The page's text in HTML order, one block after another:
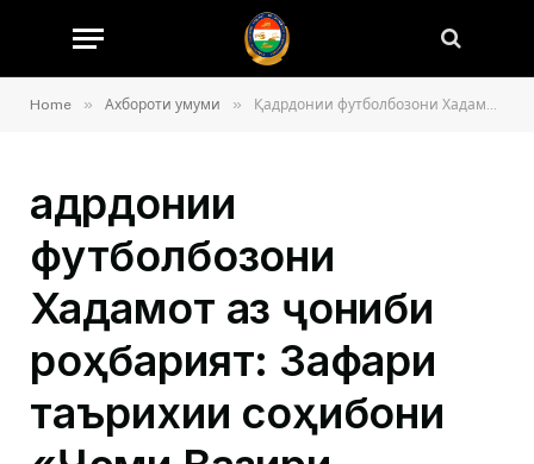
Home » Ахбороти умуми » Қадрдонии футболбозони Хадамот аз ҷониби роҳбарият: Зафари таърихии соҳибони «Ҷоми Вазири нақлиёт»
Қадрдонии
футболбозони
Хадамот аз ҷониби
роҳбарият: Зафари
таърихии соҳибони